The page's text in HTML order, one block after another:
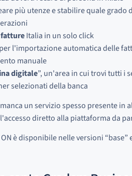
più utenze e stabilire quale
Italia in un solo click
per l'importazione automatica delle
manuale
digitale”, un'area in cui trovi tutti i
selezionati della banca
un servizio spesso presente in
diretto alla piattaforma da
è disponibile nelle versioni “base”